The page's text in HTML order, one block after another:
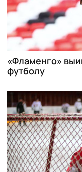
«Фламенго»
футболу